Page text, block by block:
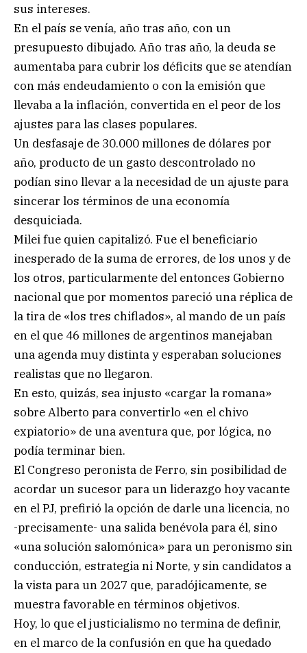
sus intereses.
En el país se venía, año tras año, con un
presupuesto dibujado. Año tras año, la deuda se
aumentaba para cubrir los déficits que se atendían
con más endeudamiento o con la emisión que
llevaba a la inflación, convertida en el peor de los
ajustes para las clases populares.
Un desfasaje de 30.000 millones de dólares por
año, producto de un gasto descontrolado no
podían sino llevar a la necesidad de un ajuste para
sincerar los términos de una economía
desquiciada.
Milei fue quien capitalizó. Fue el beneficiario
inesperado de la suma de errores, de los unos y de
los otros, particularmente del entonces Gobierno
nacional que por momentos pareció una réplica de
la tira de «los tres chiflados», al mando de un país
en el que 46 millones de argentinos manejaban
una agenda muy distinta y esperaban soluciones
realistas que no llegaron.
En esto, quizás, sea injusto «cargar la romana»
sobre Alberto para convertirlo «en el chivo
expiatorio» de una aventura que, por lógica, no
podía terminar bien.
El Congreso peronista de Ferro, sin posibilidad de
acordar un sucesor para un liderazgo hoy vacante
en el PJ, prefirió la opción de darle una licencia, no
-precisamente- una salida benévola para él, sino
«una solución salomónica» para un peronismo sin
conducción, estrategia ni Norte, y sin candidatos a
la vista para un 2027 que, paradójicamente, se
muestra favorable en términos objetivos.
Hoy, lo que el justicialismo no termina de definir,
en el marco de la confusión en que ha quedado